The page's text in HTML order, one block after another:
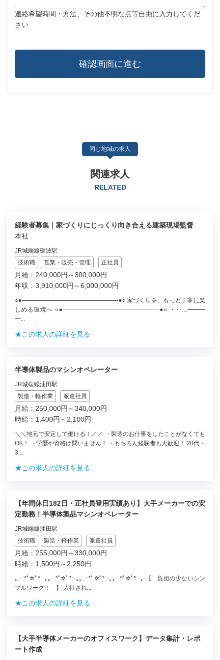
連絡希望時間・方法、その他不明な点等自由に入力してくだ
さい
同じ地域の求人
関連求人
RELATED
経験者募集｜家づくりにじっくり向き合える建築現場監督
本社
JR城端線砺波駅
技術職
営業・販売・管理 正社員
月給：240,000円～300,000円
年収：3,910,000円～6,000,000円
○●————————————————-●○ 家づくりを、もっと丁寧に楽
しめる環境へ ○●————————————————-●○ ・‥…━━━
━...
★この求人の詳細を見る
半導体製品のマシンオペレーター
JR城端線油田駅
製造・軽作業
派遣社員
月給：250,000円～340,000円
時給：1,400円～2,100円
＼＼地元で安定して働ける！／／ ・製造のお仕事をしたことがなくても
OK！ ・学歴や資格は問いません！ ・もちろん経験者も大歓迎！ 20代・
3...
★この求人の詳細を見る
【年間休日182日・正社員登用実績あり】大手メーカーでの安
定勤務！半導体製品マシンオペレーター
JR城端線油田駅
技術職
製造・軽作業 派遣社員
月給：255,000円～330,000円
時給：1,500円～2,250円
｡.･:*ﾟ✲ﾟ*:･｡｡･:*ﾟ✲ﾟ*:･｡｡.･:*ﾟ✲ﾟ*:･｡｡･:*ﾟ✲ﾟ*:･｡ 【 負担の少ないシン
プルワーク！ 】 入社され...
★この求人の詳細を見る
【大手半導体メーカーのオフィスワーク】データ集計・レポ
ート作成